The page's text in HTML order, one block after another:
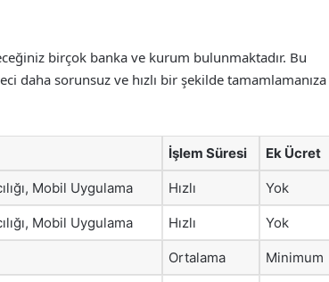
birçok banka ve kurum bulunmaktadır. Bu
daha sorunsuz ve hızlı bir şekilde tamamlamanıza
İşlem Süresi Ek Ücret
Mobil Uygulama Hızlı Yok
Mobil Uygulama Hızlı Yok
Ortalama Minimum